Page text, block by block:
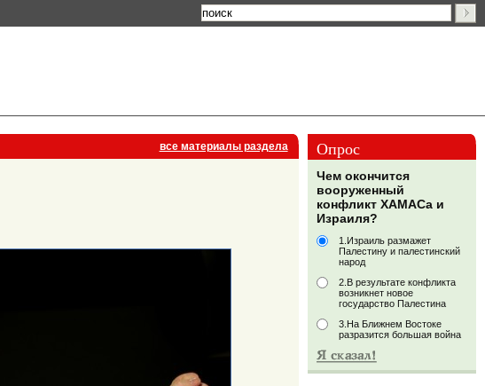
все материалы раздела Опрос
Чем окончится
вооруженный
конфликт ХАМАСа и
Израиля?
1.Израиль размажет
Палестину и палестинский
народ
2.В результате конфликта
возникнет новое
государство Палестина
3.На Ближнем Востоке
разразится большая война